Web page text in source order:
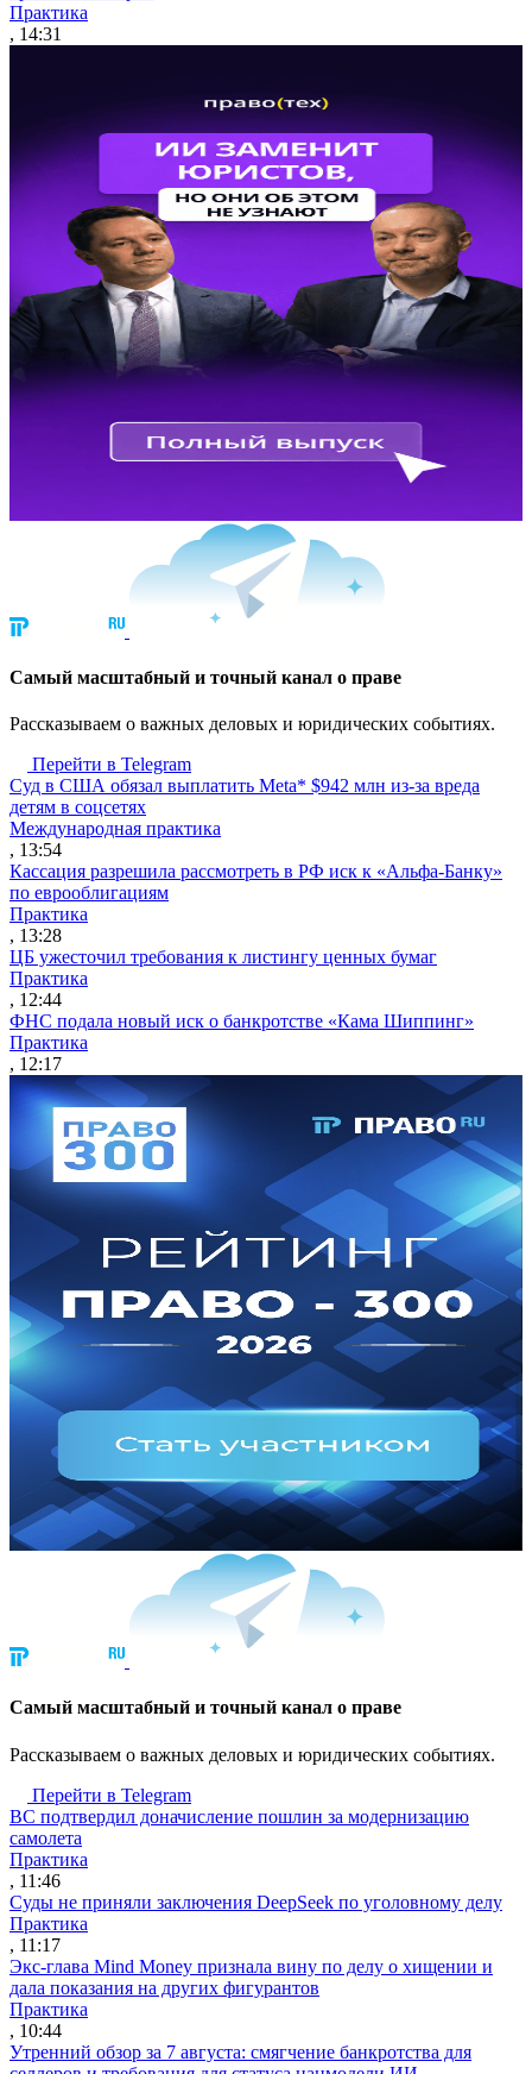
Практика
, 14:31
Cамый масштабный и точный канал о праве
Рассказываем о важных деловых и юридических событиях.
Перейти в Telegram
Суд в США обязал выплатить Meta* $942 млн из-за вреда
детям в соцсетях
Международная практика
, 13:54
Кассация разрешила рассмотреть в РФ иск к «Альфа-Банку»
по еврооблигациям
Практика
, 13:28
ЦБ ужесточил требования к листингу ценных бумаг
Практика
, 12:44
ФНС подала новый иск о банкротстве «Кама Шиппинг»
Практика
, 12:17
Cамый масштабный и точный канал о праве
Рассказываем о важных деловых и юридических событиях.
Перейти в Telegram
ВС подтвердил доначисление пошлин за модернизацию
самолета
Практика
, 11:46
Суды не приняли заключения DeepSeek по уголовному делу
Практика
, 11:17
Экс-глава Mind Money признала вину по делу о хищении и
дала показания на других фигурантов
Практика
, 10:44
Утренний обзор за 7 августа: смягчение банкротства для